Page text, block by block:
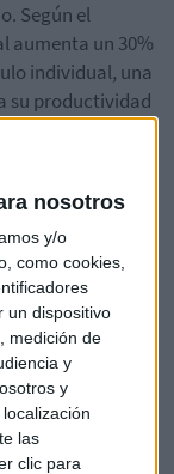
nosotros
y/o
como cookies,
un dispositivo
medición de
y
y
las
clic para
Según el
aumenta un 30%
individual, una
su productividad
y pistas a